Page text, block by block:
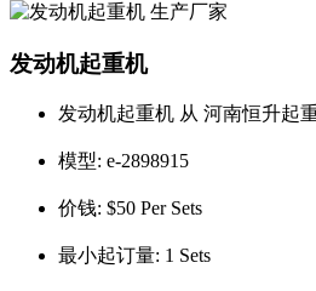
发动机起重机
发动机起重机 从 河南恒升起
模型: e-2898915
价钱: $50 Per Sets
最小起订量: 1 Sets